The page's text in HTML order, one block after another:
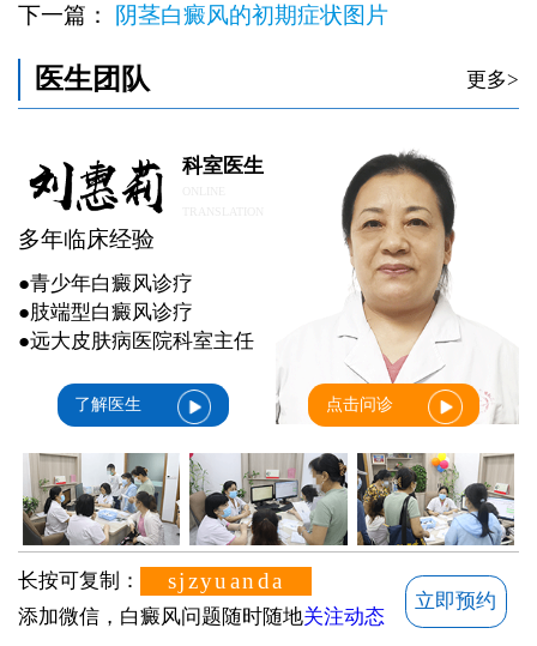
下一篇： 阴茎白癜风的初期症状图片
医生团队 更多>
科室医生
多年临床经验
●青少年白癜风诊疗
●肢端型白癜风诊疗
●远大皮肤病医院科室主任
了解医生 点击问诊
长按可复制： sjzyuanda
添加微信，白癜风问题随时随地关注动态
立即预约